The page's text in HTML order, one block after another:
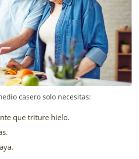
casero solo necesitas:
que triture hielo.